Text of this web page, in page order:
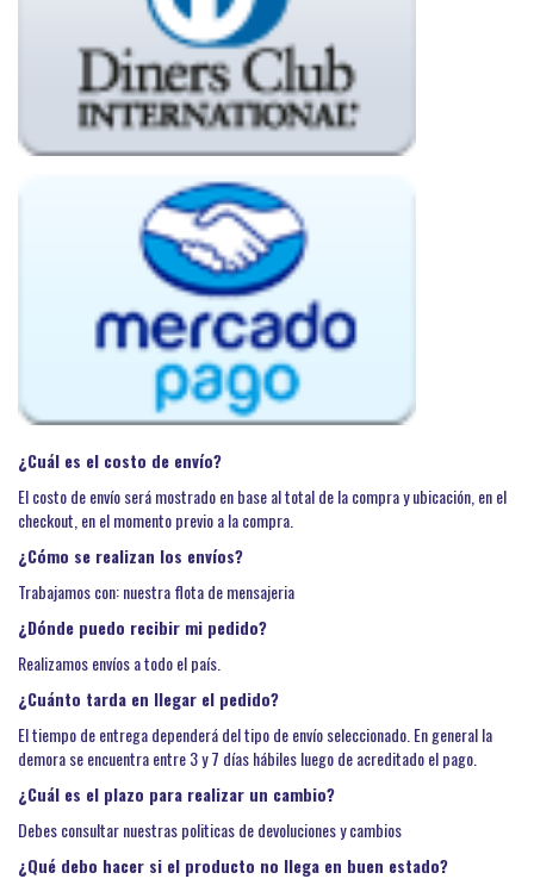
¿Cuál es el costo de envío?
El costo de envío será mostrado en base al total de la compra y ubicación, en el
checkout, en el momento previo a la compra.
¿Cómo se realizan los envíos?
Trabajamos con: nuestra flota de mensajeria
¿Dónde puedo recibir mi pedido?
Realizamos envíos a todo el país.
¿Cuánto tarda en llegar el pedido?
El tiempo de entrega dependerá del tipo de envío seleccionado. En general la
demora se encuentra entre 3 y 7 días hábiles luego de acreditado el pago.
¿Cuál es el plazo para realizar un cambio?
Debes consultar nuestras politicas de devoluciones y cambios
¿Qué debo hacer si el producto no llega en buen estado?